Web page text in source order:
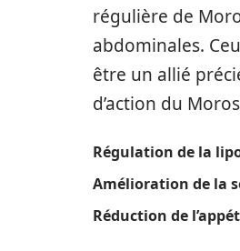
régulière de
abdominales.
être un allié
d’action du
Régulation de la
Amélioration de la
Réduction de